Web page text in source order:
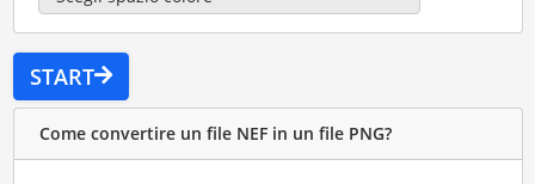
START
Come convertire un file NEF in un file PNG?